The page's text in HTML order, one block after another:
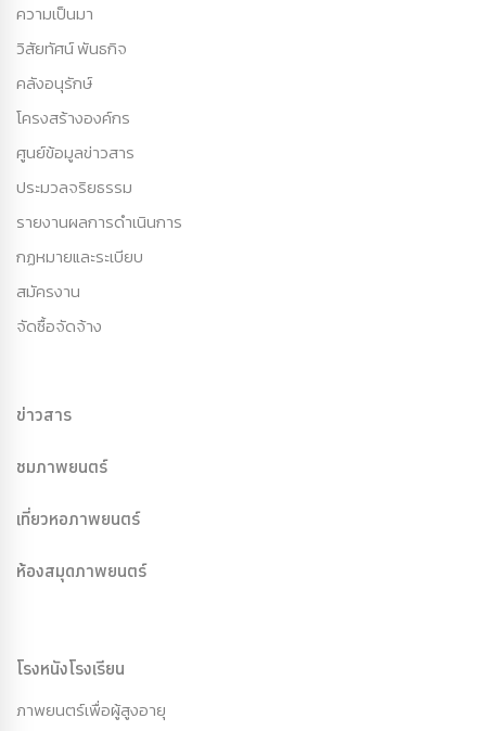
ความเป็นมา
วิสัยทัศน์ พันธกิจ
คลังอนุรักษ์
โครงสร้างองค์กร
ศูนย์ข้อมูลข่าวสาร
ประมวลจริยธรรม
รายงานผลการดำเนินการ
กฏหมายและระเบียบ
สมัครงาน
จัดซื้อจัดจ้าง
ข่าวสาร
ชมภาพยนตร์
เที่ยวหอภาพยนตร์
ห้องสมุดภาพยนตร์
โรงหนังโรงเรียน
ภาพยนตร์เพื่อผู้สูงอายุ